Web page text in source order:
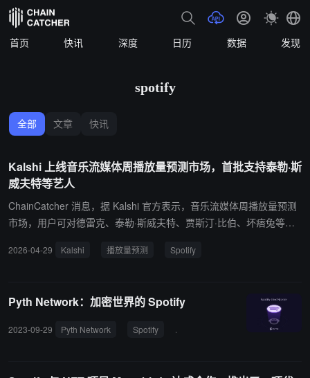
首页 快讯 深度 日历 数据 发现
spotify
全部 文章 快讯
Kalshi 上线音乐流媒体周播放量预测市场，首批支持泰勒·斯
威夫特等艺人
ChainCatcher 消息，据 Kalshi 官方表示，音乐流媒体周播放量预测
市场，用户可对德雷克、泰勒·斯威夫特、贾斯汀·比伯、坏痞兔等艺
2026-04-29 Kalshi 播放量预测 Spotify
Pyth Network：加密世界的 Spotify
2023-09-29 Pyth Network Spotify